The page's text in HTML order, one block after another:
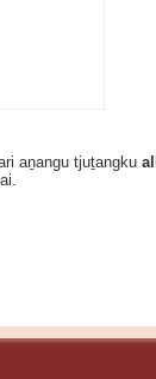
aṉangu tjuṯangku